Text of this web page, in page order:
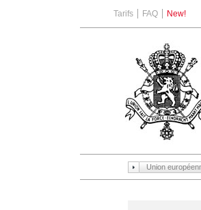
Tarifs FAQ New!
Union